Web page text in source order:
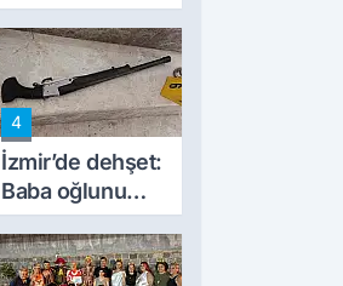
açıklamalar:
'Haluk Levent
peynircilerimizi
de kıskaca aldı,
müdahale ettik'
4
İzmir’de dehşet:
Baba oğlunu
vurdu